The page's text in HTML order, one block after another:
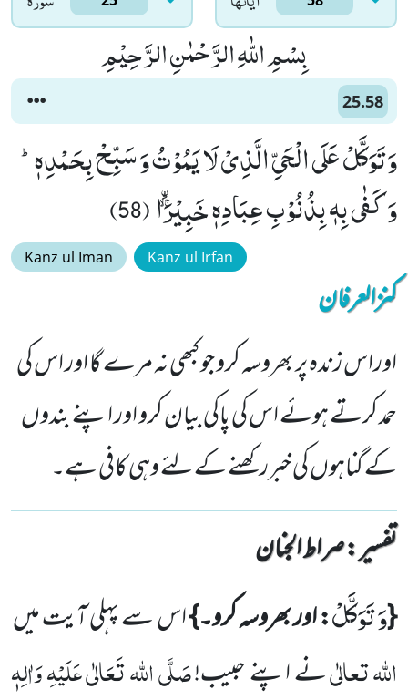
بِسْمِ اللّٰهِ الرَّحْمٰنِ الرَّحِیْمِ
25.58
وَ تَوَكَّلْ عَلَى الْحَیِّ الَّذِیْ لَا یَمُوْتُ وَ سَبِّحْ بِحَمْدِهٖؕ-
وَ كَفٰى بِهٖ بِذُنُوْبِ عِبَادِهٖ خَبِیْرَاﰳ ﮊ (58)
Kanz ul Iman Kanz ul Irfan
کنزالعرفان
اوراس زندہ پر بھروسہ کرو جو کبھی نہ مرے گا اور اس کی
حمد کرتے ہوئے اس کی پاکی بیان کرو اور اپنے بندوں
کے گناہوں کی خبررکھنے کے لئے وہی کافی ہے۔
تفسیر : ‎صراط الجنان
{وَ تَوَكَّلْ: اور بھروسہ کرو۔}اس سے پہلی آیت میں
اللہتعالٰینے اپنے حبیب!صَلَّی اللہ تَعَالٰی عَلَیْہِ وَاٰلِہٖ